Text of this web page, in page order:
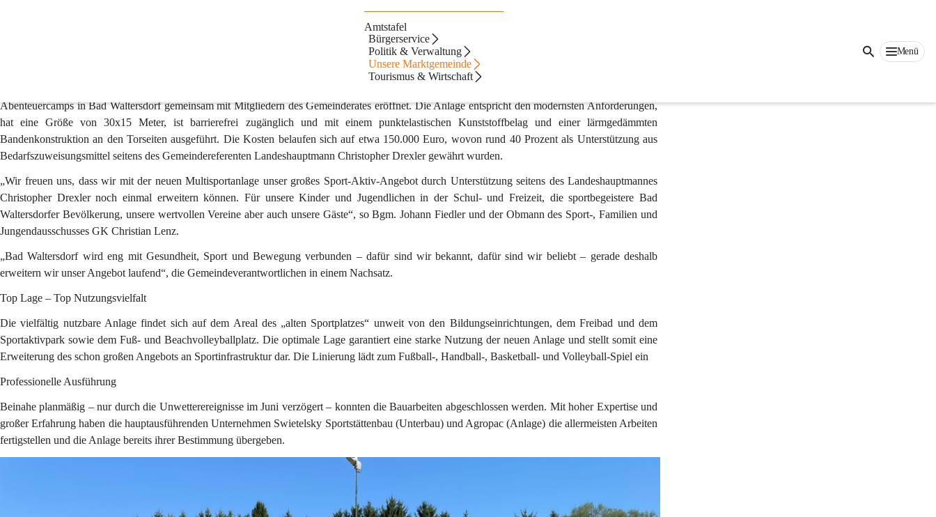
Amtstafel
Bürgerservice
Politik & Verwaltung
Unsere Marktgemeinde
Tourismus & Wirtschaft
Menü
port-Aktiv-Angebot in Bad Waltersdorf erweitert: Investition in Spiel, Spaß und Gesundheit für Sportbegeisterte
Neue Multisportanalge in Bad Waltersdorf eröffnet
Abenteuercamps in Bad Waltersdorf gemeinsam mit Mitgliedern des Gemeinderates eröffnet. Die Anlage entspricht den modernsten Anforderungen,
hat eine Größe von 30x15 Meter, ist barrierefrei zugänglich und mit einem punktelastischen Kunststoffbelag und einer lärmgedämmten
Bandenkonstruktion an den Torseiten ausgeführt. Die Kosten belaufen sich auf etwa 150.000 Euro, wovon rund 40 Prozent als Unterstützung aus
Bedarfszuweisungsmittel seitens des Gemeindereferenten Landeshauptmann Christopher Drexler gewährt wurden.
„Wir freuen uns, dass wir mit der neuen Multisportanlage unser großes Sport-Aktiv-Angebot durch Unterstützung seitens des Landeshauptmannes
Christopher Drexler noch einmal erweitern können. Für unsere Kinder und Jugendlichen in der Schul- und Freizeit, die sportbegeistere Bad
Waltersdorfer Bevölkerung, unsere wertvollen Vereine aber auch unsere Gäste“, so Bgm. Johann Fiedler und der Obmann des Sport-, Familien und
Jungendausschusses GK Christian Lenz.
„Bad Waltersdorf wird eng mit Gesundheit, Sport und Bewegung verbunden – dafür sind wir bekannt, dafür sind wir beliebt – gerade deshalb
erweitern wir unser Angebot laufend“, die Gemeindeverantwortlichen in einem Nachsatz.
Top Lage – Top Nutzungsvielfalt
Die vielfältig nutzbare Anlage findet sich auf dem Areal des „alten Sportplatzes“ unweit von den Bildungseinrichtungen, dem Freibad und dem
Sportaktivpark sowie dem Fuß- und Beachvolleyballplatz. Die optimale Lage garantiert eine starke Nutzung der neuen Anlage und stellt somit eine
Erweiterung des schon großen Angebots an Sportinfrastruktur dar. Die Linierung lädt zum Fußball-, Handball-, Basketball- und Volleyball-Spiel ein
Professionelle Ausführung
Beinahe planmäßig – nur durch die Unwetterereignisse im Juni verzögert – konnten die Bauarbeiten abgeschlossen werden. Mit hoher Expertise und
großer Erfahrung haben die hauptausführenden Unternehmen Swietelsky Sportstättenbau (Unterbau) und Agropac (Anlage) die allermeisten Arbeiten
fertigstellen und die Anlage bereits ihrer Bestimmung übergeben.